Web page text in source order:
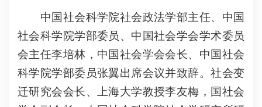
中国社会科学院社会政法学部主任、中国
社会科学院学部委员、中国社会学会学术委员
会主任李培林， 中国社会学会会长、 中国社会
科学院学部委员张翼出席会议并致辞。社会变
迁研究会会长、上海大学教授李友梅，国社会